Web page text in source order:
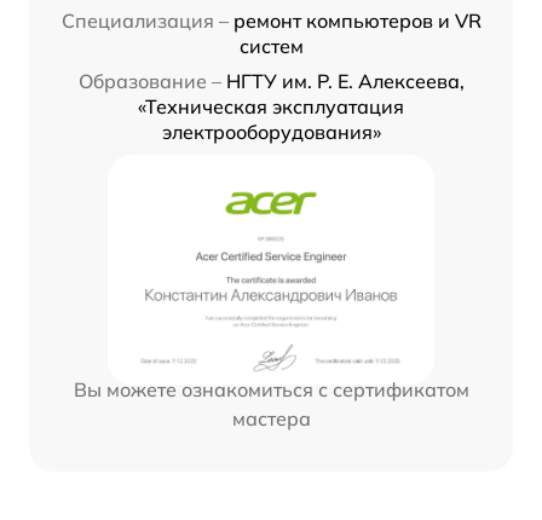
Специализация – ремонт компьютеров и VR
систем
Образование – НГТУ им. Р. Е. Алексеева,
«Техническая эксплуатация
электрооборудования»
Вы можете ознакомиться с сертификатом
мастера